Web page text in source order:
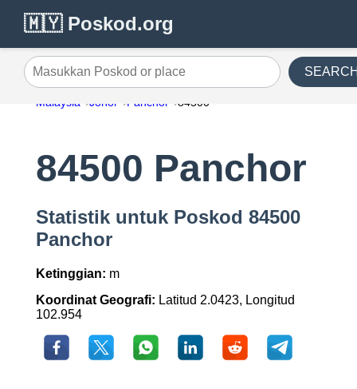
🇲🇾 Poskod.org
Masukkan Poskod or place
Malaysia Johor Panchor 84500
84500 Panchor
Statistik untuk Poskod 84500
Panchor
Ketinggian: m
Koordinat Geografi: Latitud 2.0423, Longitud
102.954